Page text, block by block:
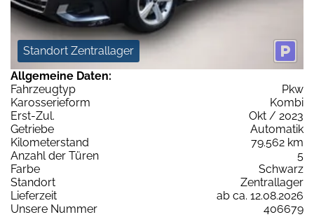
Standort Zentrallager
Allgemeine Daten:
Fahrzeugtyp
Pkw
Karosserieform
Kombi
Erst-Zul.
Okt / 2023
Getriebe
Automatik
Kilometerstand
79.562 km
Anzahl der Türen
5
Farbe
Schwarz
Standort
Zentrallager
Lieferzeit
ab ca. 12.08.2026
Unsere Nummer
406679